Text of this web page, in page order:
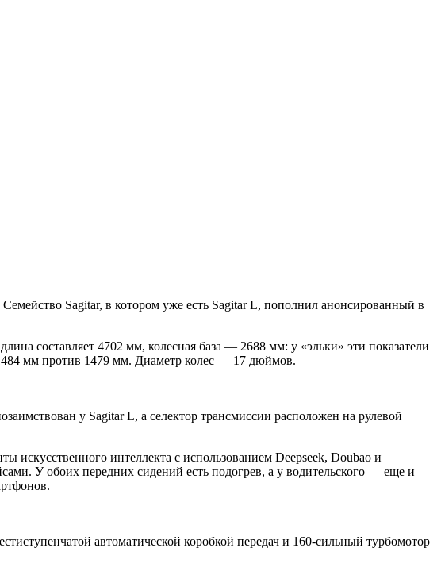
Sagitar, в котором уже есть Sagitar L, пополнил анонсированный в
составляет 4702 мм, колесная база — 2688 мм: у «эльки» эти показатели
мм против 1479 мм. Диаметр колес — 17 дюймов.
у Sagitar L, а селектор трансмиссии расположен на рулевой
искусственного интеллекта с использованием Deepseek, Doubao и
У обоих передних сидений есть подогрев, а у водительского — еще и
автоматической коробкой передач и 160-сильный турбомотор